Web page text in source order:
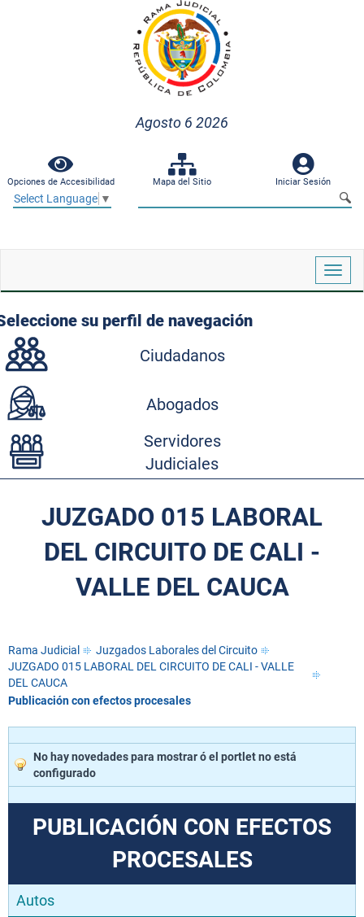
Agosto 6 2026
Opciones de Accesibilidad Mapa del Sitio Iniciar Sesión
Select Language ▼
su perfil de navegación
Ciudadanos
Abogados
Servidores
Judiciales
JUZGADO 015 LABORAL
DEL CIRCUITO DE CALI -
VALLE DEL CAUCA
Rama Judicial
Juzgados Laborales del Circuito
JUZGADO 015 LABORAL DEL CIRCUITO DE CALI - VALLE
DEL CAUCA
Publicación con efectos procesales
No hay novedades para mostrar ó el portlet no está
configurado
PUBLICACIÓN CON EFECTOS
PROCESALES
Autos